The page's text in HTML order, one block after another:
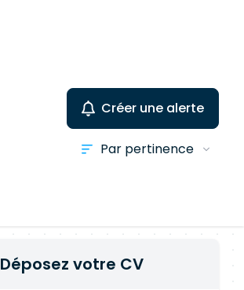
Créer une alerte
Déposez votre CV